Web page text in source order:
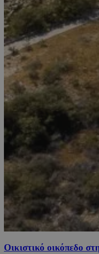
Οικιστικό οικόπεδο